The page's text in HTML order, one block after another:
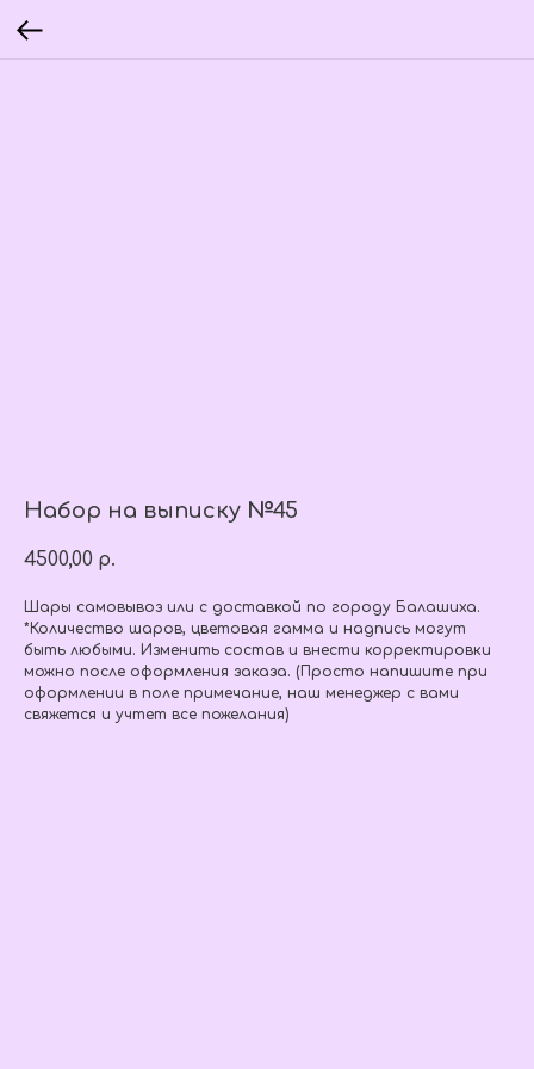
Набор на выписку №45
4500,00 р.
Шары самовывоз или с доставкой по городу Балашиха.
*Количество шаров, цветовая гамма и надпись могут
быть любыми. Изменить состав и внести корректировки
можно после оформления заказа. (Просто напишите при
оформлении в поле примечание, наш менеджер с вами
свяжется и учтет все пожелания)